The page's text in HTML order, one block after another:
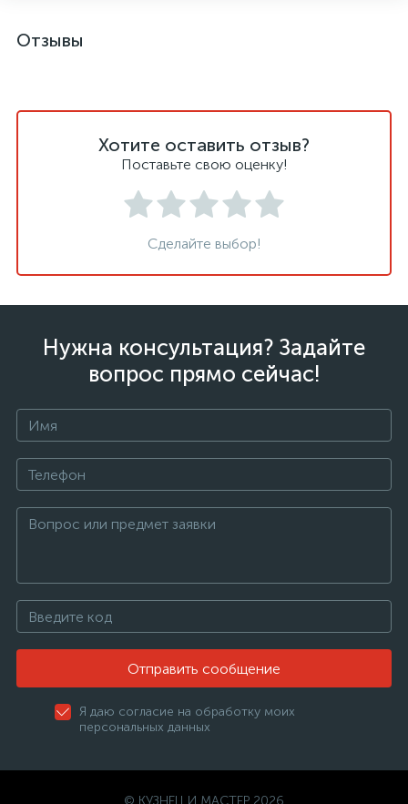
Отзывы
Хотите оставить отзыв?
Поставьте свою оценку!
Сделайте выбор!
Нужна консультация? Задайте
вопрос прямо сейчас!
Отправить сообщение
Я даю согласие на обработку моих
персональных данных
© КУЗНЕЦ И МАСТЕР 2026